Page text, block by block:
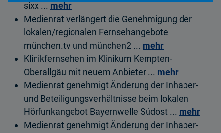
sixx ...mehr
Medienrat verlängert die Genehmigung der
lokalen/regionalen Fernsehangebote
münchen.tv und münchen2 ... mehr
Klinikfernsehen im Klinikum Kempten-
Oberallgäu mit neuem Anbieter ... mehr
Medienrat genehmigt Änderung der Inhaber-
und Beteiligungsverhältnisse beim lokalen
Hörfunkangebot Bayernwelle Südost ... mehr
Medienrat genehmigt Änderung der Inhaber-